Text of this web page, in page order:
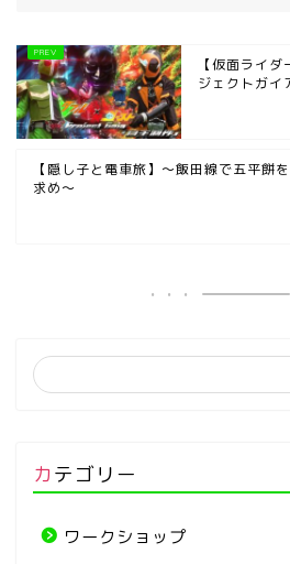
【仮面ライ
ジェクトガイ
【隠し子と電車旅】～飯田線で五平餅を
求め～
カテゴリー
ワークショップ